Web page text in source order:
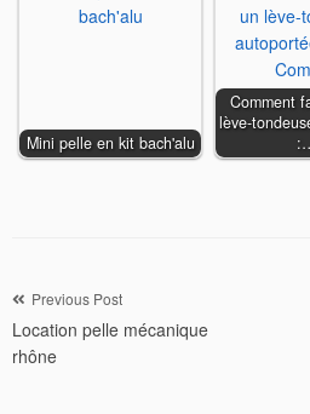
Mini pelle en kit bach'alu
Comment
lève-
Navigation
de
l’article
Previous Post
Location pelle mécanique
rhône